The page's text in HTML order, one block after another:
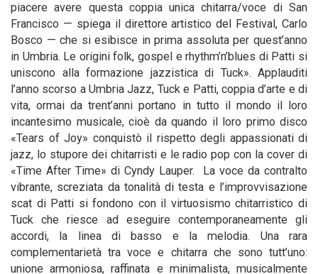
piacere avere questa coppia unica chitarra/voce di San
Francisco — spiega il direttore artistico del Festival, Carlo
Bosco —che si esibisce in prima assoluta per quest’anno
in Umbria. Le origini folk, gospel e rhythm’n’blues di Patti si
uniscono alla formazione jazzistica di Tuck». Applauditi
l’anno scorso a Umbria Jazz, Tuck e Patti, coppia d’arte e di
vita, ormai da trent’anni portano in tutto il mondo il loro
incantesimo musicale, cioè da quando il loro primo disco
«Tears of Joy» conquistò il rispetto degli appassionati di
jazz, lo stupore dei chitarristi e le radio pop con la cover di
«Time After Time» di Cyndy Lauper. La voce da contralto
vibrante, screziata da tonalità di testa e l’improvvisazione
scat di Patti si fondono con il virtuosismo chitarristico di
Tuck che riesce ad eseguire contemporaneamente gli
accordi, la linea di basso e la melodia. Una rara
complementarietà tra voce e chitarra che sono tutt’uno:
unione armoniosa, raffinata e minimalista, musicalmente